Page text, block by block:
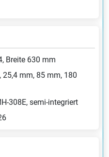
Breite 630 mm
25,4 mm, 85 mm, 180
308E, semi-integriert